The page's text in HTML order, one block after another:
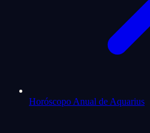
Horóscopo Anual de Aquarius